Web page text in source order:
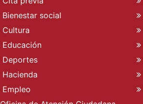
Bienestar social
Cultura
Educación
Deportes
Hacienda
Empleo